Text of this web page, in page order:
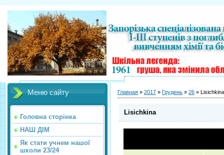
Меню сайту
Головна сторінка
НАШ ДІМ
Як стати учнем нашої
школи 23/24
Главная » 2017 » Грудень » 26 » Lisichkina
Lisichkina